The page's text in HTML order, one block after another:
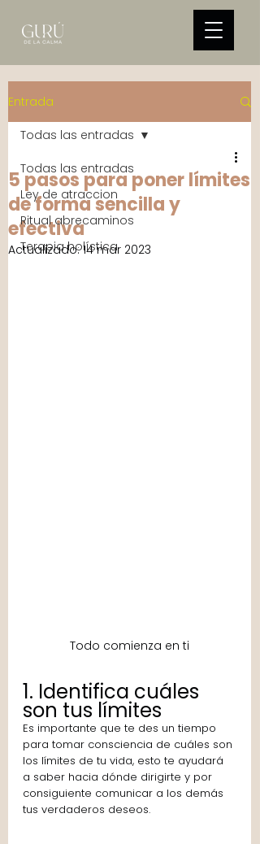
Entrada
Todas las entradas
Ley de atraccion
Ritual abrecaminos
Terapia holística
Todas las entradas
5 pasos para poner límites
de forma sencilla y
efectiva
Actualizado:14 mar 2023
Todo comienza en ti
1. Identifica cuáles
son tus límites
Es importante que te des un tiempo
para tomar consciencia de cuáles son
los límites de tu vida, esto te ayudará
a saber hacia dónde dirigirte y por
consiguiente comunicar a los demás
tus verdaderos deseos.